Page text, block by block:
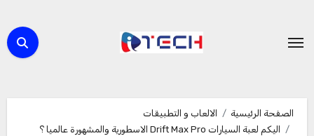
المحتوى
الصفحة الرئيسية
الالعاب و التطبيقات
اليكم لعبة السيارات Drift Max Pro الاسطورية والمشهورة عالميا ؟